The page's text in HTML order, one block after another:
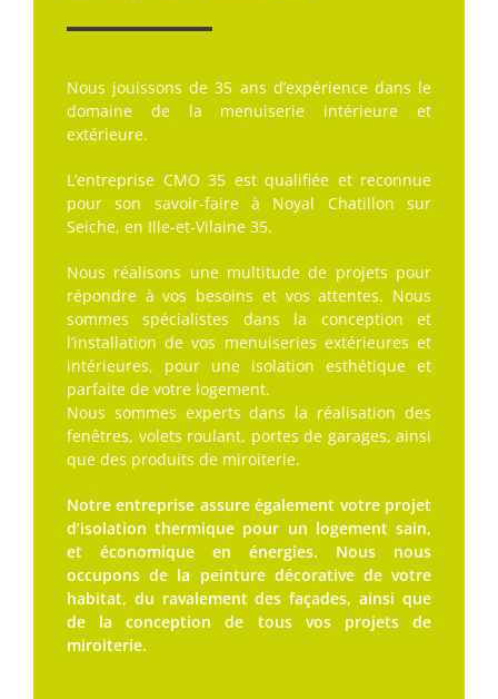
Nous jouissons de 35 ans d’expérience dans le
domaine de la menuiserie intérieure et
extérieure.
L’entreprise CMO 35 est qualifiée et reconnue
pour son savoir-faire à Noyal Chatillon sur
Seiche, en Ille-et-Vilaine 35.
Nous réalisons une multitude de projets pour
répondre à vos besoins et vos attentes. Nous
sommes spécialistes dans la conception et
l’installation de vos menuiseries extérieures et
intérieures, pour une isolation esthétique et
parfaite de votre logement.
Nous sommes experts dans la réalisation des
fenêtres, volets roulant, portes de garages, ainsi
que des produits de miroiterie.
Notre entreprise assure également votre projet
d’isolation thermique pour un logement sain,
et économique en énergies. Nous nous
occupons de la peinture décorative de votre
habitat, du ravalement des façades, ainsi que
de la conception de tous vos projets de
miroiterie.